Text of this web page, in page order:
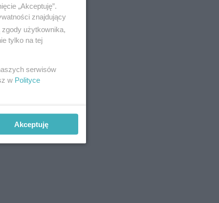
„Akceptuję”.
znajdujący
użytkownika,
tylko na tej
serwisów
w Polityce
Akceptuję